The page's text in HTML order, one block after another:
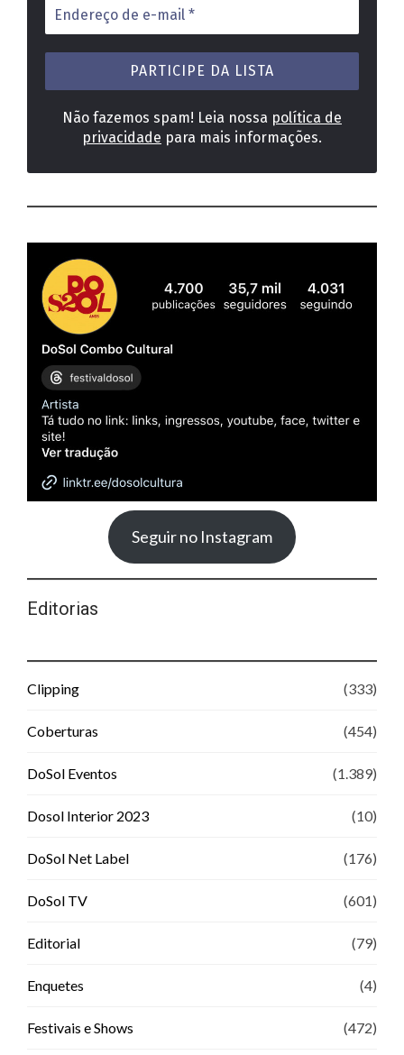
Endereço
de
e-
mail
Não fazemos spam! Leia nossa política de
privacidade para mais informações.
Seguir no Instagram
Editorias
Clipping (333)
Coberturas (454)
DoSol Eventos (1.389)
Dosol Interior 2023 (10)
DoSol Net Label (176)
DoSol TV (601)
Editorial (79)
Enquetes (4)
Festivais e Shows (472)